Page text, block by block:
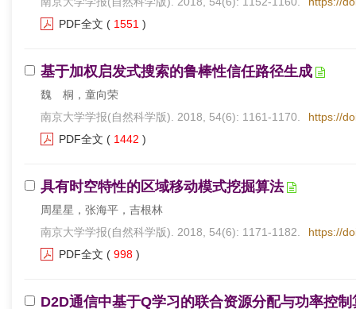
PDF全文 ( 1551 )
基于加权启发式搜索的鲁棒性信任路径生成
魏 桐，童向荣
南京大学学报(自然科学版). 2018, 54(6): 1161-1170.
https://
PDF全文 ( 1442 )
具有时空特性的区域移动模式挖掘算法
周星星，张海平，吉根林
南京大学学报(自然科学版). 2018, 54(6): 1171-1182.
https://
PDF全文 ( 998 )
D2D通信中基于Q学习的联合资源分配与功率控制